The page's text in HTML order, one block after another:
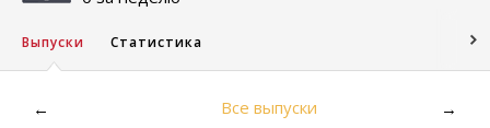
Выпуски Статистика
← Все выпуски →